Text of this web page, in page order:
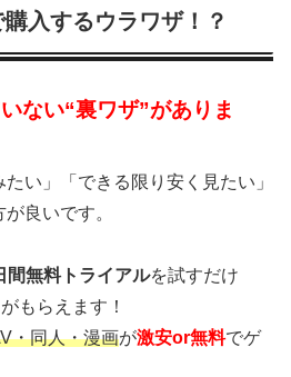
入するウラワザ！？
ない“裏ワザ”がありま
たい」「できる限り安く見たい」
良いです。
間無料トライアルを試すだけ
がもらえます！
・同人・漫画が激安or無料でゲ